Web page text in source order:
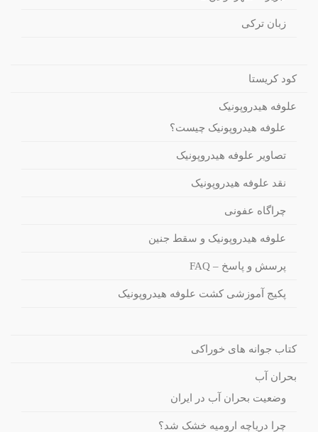
زبان ترکی
کود کریستا
علوفه هیدروپونیک
علوفه هیدروپونیک چیست؟
تصاویر علوفه هیدروپونیک
نقد علوفه هیدروپونیک
چراگاه عفونی
علوفه هیدروپونیک و سقط جنین
پرسش و پاسخ – FAQ
پکیج آموزشی کشت علوفه هیدروپونیک
کتاب جوانه های خوراکی
بحران آب
وضعیت بحران آب در ایران
چرا دریاچه ارومیه خشک شد؟